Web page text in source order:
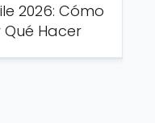
2026: Cómo
Hacer